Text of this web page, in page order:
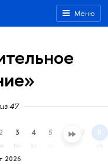
Меню
47
2026
3
пн
4 5 6 7 8
сб